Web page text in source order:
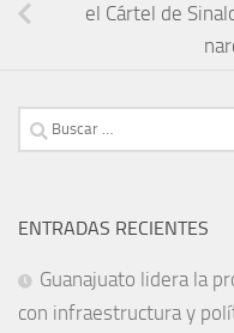
el Cártel de
Buscar:
ENTRADAS RECIENTES
Guanajuato lidera la
con infraestructura y